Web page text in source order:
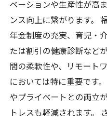
ベーションや生産性が高
ンス向上に繋がります。
年金制度の充実、育児・
たは割引の健康診断など
間の柔軟性や、リモート
においては特に重要です
やプライベートとの両立
トレスも軽減されます。